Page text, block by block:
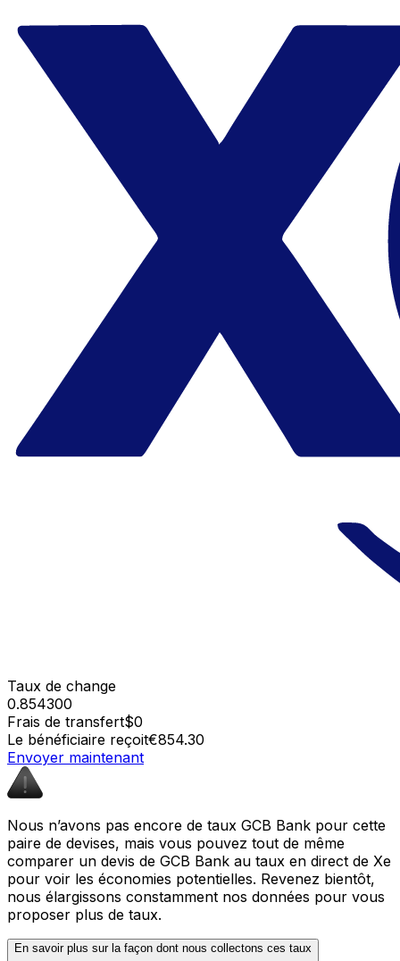
Taux de change
0.854300
Frais de transfert$0
Le bénéficiaire reçoit€854.30
Envoyer maintenant
Nous n’avons pas encore de taux GCB Bank pour cette
paire de devises, mais vous pouvez tout de même
comparer un devis de GCB Bank au taux en direct de Xe
pour voir les économies potentielles. Revenez bientôt,
nous élargissons constamment nos données pour vous
proposer plus de taux.
En savoir plus sur la façon dont nous collectons ces taux